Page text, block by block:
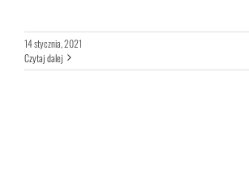
14 stycznia, 2021
Czytaj dalej